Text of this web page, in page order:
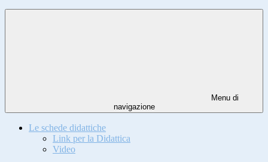
Menu di
navigazione
Le schede didattiche
Link per la Didattica
Video